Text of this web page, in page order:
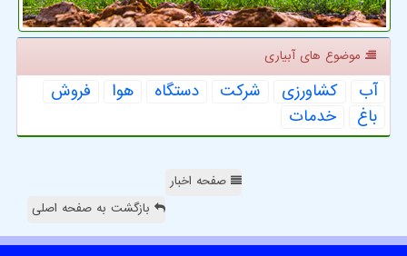
موضوع های آبیاری
آب كشاورزی شركت دستگاه هوا
فروش
باغ
خدمات
صفحه اخبار
بازگشت به صفحه اصلی